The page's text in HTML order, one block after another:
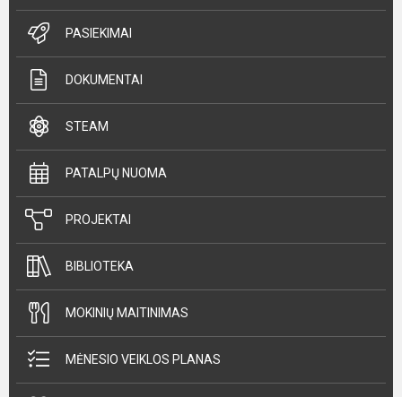
PASIEKIMAI
DOKUMENTAI
STEAM
PATALPŲ NUOMA
PROJEKTAI
BIBLIOTEKA
MOKINIŲ MAITINIMAS
MĖNESIO VEIKLOS PLANAS